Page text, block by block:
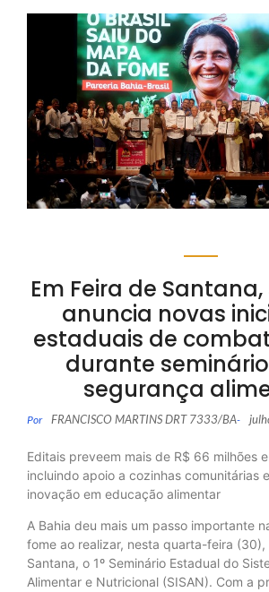
Em Feira de
anuncia novas
estaduais de
durante
segurança
Por FRANCISCO MARTINS DRT 7333/BA-
Editais preveem mais de R$ 66 milhões
incluindo apoio a cozinhas comunitárias
inovação em educação alimentar
A Bahia deu mais um passo importante
fome ao realizar, nesta quarta-feira (30),
Santana, o 1º Seminário Estadual do
Alimentar e Nutricional (SISAN). Com a